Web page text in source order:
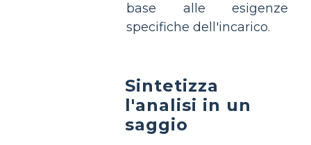
base alle esigenze
specifiche dell'incarico.
Sintetizza
l'analisi in un
saggio